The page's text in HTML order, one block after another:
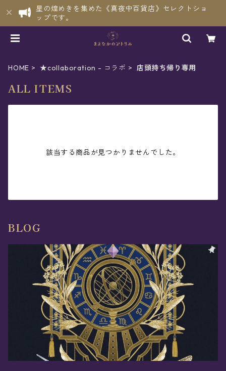
星の煌めきを集めた《真夜中百貨店》セレクトショ
ップです。
HOME ★collaboration - コラボ 店頭持ち帰り専用
ALL ITEMS
該当する商品が見つかりませんでした。
BLOG